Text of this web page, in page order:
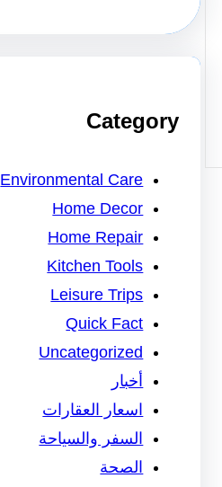
Category
Environmental Care
Home Decor
Home Repair
Kitchen Tools
Leisure Trips
Quick Fact
Uncategorized
أخبار
اسعار العقارات
السفر والسياحة
الصحة